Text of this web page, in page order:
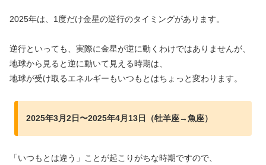
2025年は、1度だけ金星の逆行のタイミングがあります。
逆行といっても、実際に金星が逆に動くわけではありませんが、
地球から見ると逆に動いて見える時期は、
地球が受け取るエネルギーもいつもとはちょっと変わります。
2025年3月2日〜2025年4月13日（牡羊座→魚座）
「いつもとは違う」ことが起こりがちな時期ですので、